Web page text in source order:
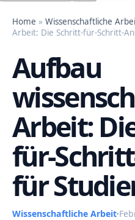
Home » Wissenschaftliche
Arbeit: Die Schritt-für-Schritt-
Aufbau
Arbeit:
für-
für
Wissenschaftliche Arbeit·